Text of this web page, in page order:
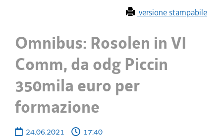
versione stampabile
Omnibus: Rosolen in VI
Comm, da odg Piccin
350mila euro per
formazione
24.06.2021
17:40